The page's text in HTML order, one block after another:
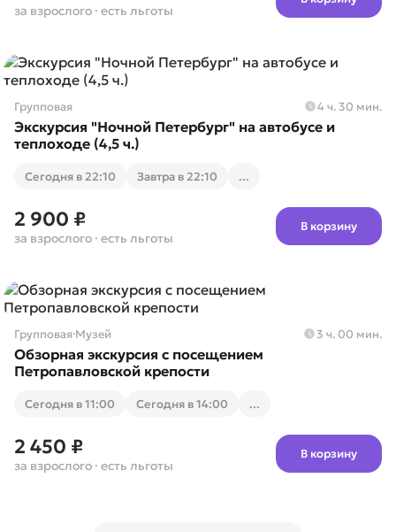
за взрослого · есть льготы
Групповая 4 ч. 30 мин.
Экскурсия "Ночной Петербург" на автобусе и
теплоходе (4,5 ч.)
Cегодня в 22:10 Завтра в 22:10 ...
2 900 ₽
за взрослого · есть льготы
В корзину
Групповая·Музей 3 ч. 00 мин.
Обзорная экскурсия с посещением
Петропавловской крепости
Cегодня в 11:00 Cегодня в 14:00 ...
2 450 ₽
за взрослого · есть льготы
В корзину